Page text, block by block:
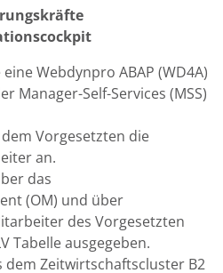
Webdynpro ABAP (WD4A)
Manager-Self-Services (MSS)
Vorgesetzten die
an.
das
(OM) und über
des Vorgesetzten
Tabelle ausgegeben.
dem Zeitwirtschaftscluster B2